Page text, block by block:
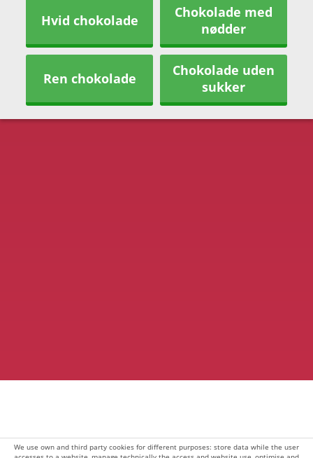
Hvid chokolade
Chokolade med
nødder
Ren chokolade
Chokolade uden
sukker
We use own and third party cookies for different purposes: store data while the user